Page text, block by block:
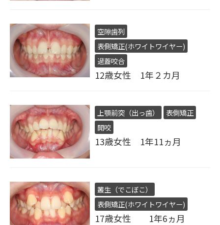
空隙歯列
表側矯正(ホワイトワイヤー)
過蓋咬合
12歳女性 1年２カ月
上顎前突（出っ歯）
表側矯正
開咬
13歳女性 1年11ヵ月
叢生（でこぼこ）
表側矯正(ホワイトワイヤー)
17歳女性 1年6ヵ月